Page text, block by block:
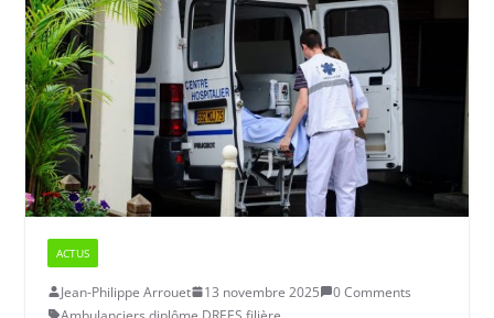
ACTUS
Jean-Philippe Arrouet 13 novembre 2025
0 Comments